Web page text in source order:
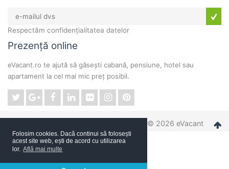
Folosim cookies. Dacă continui să folosești
acest site web, ești de acord cu utilizarea
lor. Află mai multe
Respectăm confidențialitatea datelor
Prezență online
eVacant.ro te ajută să găsești cabană, pensiune, hotel sau
apartament la cel mai mic preț posibil.
© 2026 eVacant